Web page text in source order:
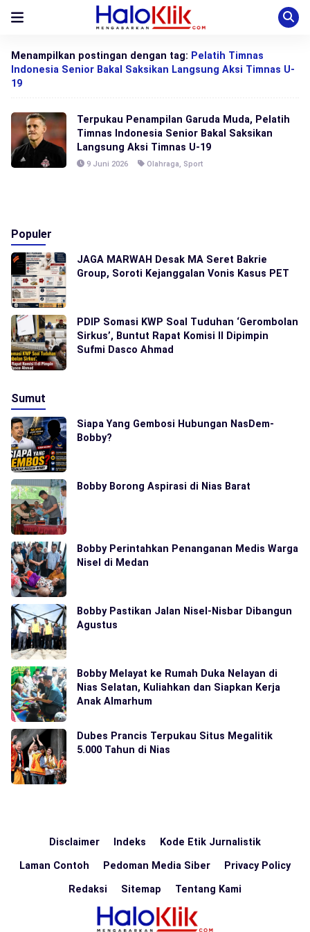
Menampilkan postingan dengan tag: Pelatih Timnas
Indonesia Senior Bakal Saksikan Langsung Aksi Timnas U-
19
Terpukau Penampilan Garuda Muda, Pelatih
Timnas Indonesia Senior Bakal Saksikan
Langsung Aksi Timnas U-19
9 Juni 2026 Olahraga, Sport
Populer
JAGA MARWAH Desak MA Seret Bakrie
Group, Soroti Kejanggalan Vonis Kasus PET
PDIP Somasi KWP Soal Tuduhan ‘Gerombolan
Sirkus’, Buntut Rapat Komisi II Dipimpin
Sufmi Dasco Ahmad
Sumut
Siapa Yang Gembosi Hubungan NasDem-
Bobby?
Bobby Borong Aspirasi di Nias Barat
Bobby Perintahkan Penanganan Medis Warga
Nisel di Medan
Bobby Pastikan Jalan Nisel-Nisbar Dibangun
Agustus
Bobby Melayat ke Rumah Duka Nelayan di
Nias Selatan, Kuliahkan dan Siapkan Kerja
Anak Almarhum
Dubes Prancis Terpukau Situs Megalitik
5.000 Tahun di Nias
Disclaimer Indeks Kode Etik Jurnalistik
Laman Contoh Pedoman Media Siber Privacy Policy
Redaksi Sitemap Tentang Kami